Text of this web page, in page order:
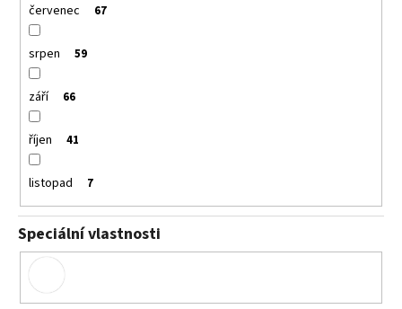
červenec 67
srpen 59
září 66
říjen 41
listopad 7
Speciální vlastnosti